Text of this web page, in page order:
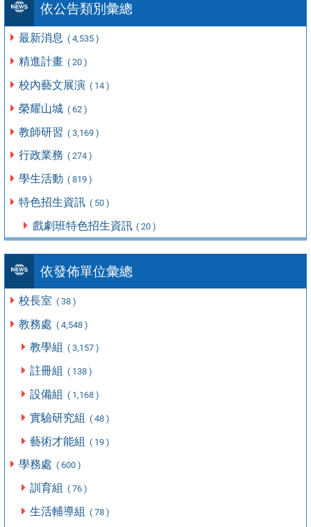
依公告類別彙總
最新消息 ( 4,535 )
精進計畫 ( 20 )
校內藝文展演 ( 14 )
榮耀山城 ( 62 )
教師研習 ( 3,169 )
行政業務 ( 274 )
學生活動 ( 819 )
特色招生資訊 ( 50 )
戲劇班特色招生資訊 ( 20 )
依發佈單位彙總
校長室 ( 38 )
教務處 ( 4,548 )
教學組 ( 3,157 )
註冊組 ( 138 )
設備組 ( 1,168 )
實驗研究組 ( 48 )
藝術才能組 ( 19 )
學務處 ( 600 )
訓育組 ( 76 )
生活輔導組 ( 78 )